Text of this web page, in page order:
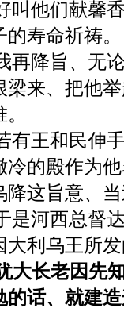
叫他们献馨
寿命祈祷。
再降旨、无
梁来、把他
有王和民伸
冷的殿作为
降这旨意、
是河西总督
大利乌王所
大长老因先
的话、就建